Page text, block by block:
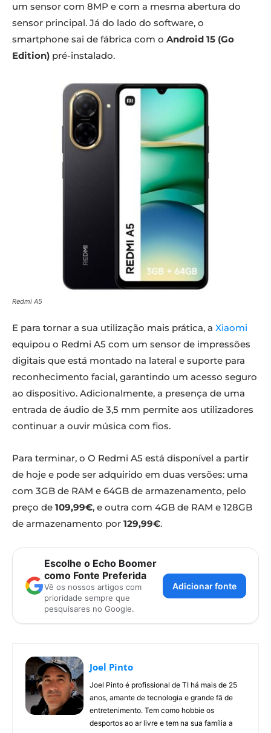
um sensor com 8MP e com a mesma abertura do
sensor principal. Já do lado do software, o
smartphone sai de fábrica com o Android 15 (Go
Edition) pré-instalado.
Redmi A5
E para tornar a sua utilização mais prática, a Xiaomi
equipou o Redmi A5 com um sensor de impressões
digitais que está montado na lateral e suporte para
reconhecimento facial, garantindo um acesso seguro
ao dispositivo. Adicionalmente, a presença de uma
entrada de áudio de 3,5 mm permite aos utilizadores
continuar a ouvir música com fios.
Para terminar, o O Redmi A5 está disponível a partir
de hoje e pode ser adquirido em duas versões: uma
com 3GB de RAM e 64GB de armazenamento, pelo
preço de 109,99€, e outra com 4GB de RAM e 128GB
de armazenamento por 129,99€.
Escolhe o Echo Boomer
como Fonte Preferida
Vê os nossos artigos com
prioridade sempre que
pesquisares no Google.
Adicionar fonte
Joel Pinto
Joel Pinto é profissional de TI há mais de 25
anos, amante de tecnologia e grande fã de
entretenimento. Tem como hobbie os
desportos ao ar livre e tem na sua família a